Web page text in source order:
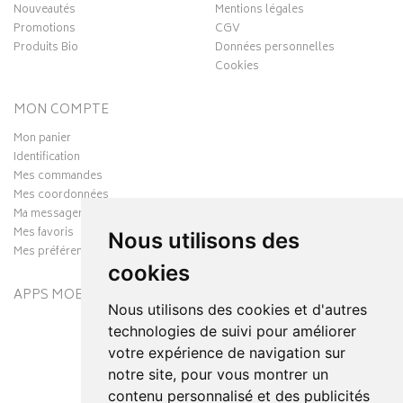
Nous utilisons des
cookies
Nous utilisons des cookies et d'autres
technologies de suivi pour améliorer
votre expérience de navigation sur
notre site, pour vous montrer un
contenu personnalisé et des publicités
Nouveautés
Promotions
Produits Bio
Mentions légales
CGV
Données personnelles
Cookies
MON COMPTE
Mon panier
Identification
Mes commandes
Mes coordonnées
Ma messagerie
Mes favoris
Mes préférences Cookies
APPS MOBILES